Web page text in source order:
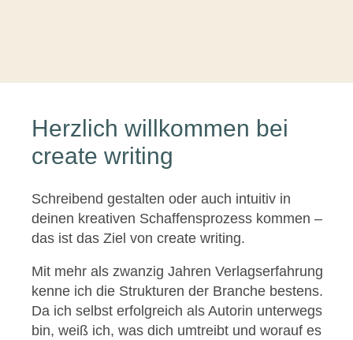
Herzlich willkommen bei
create writing
Schreibend gestalten oder auch intuitiv in
deinen kreativen Schaffens­prozess kommen –
das ist das Ziel von create writing.
Mit mehr als zwanzig Jahren Verlags­erfahrung
kenne ich die Strukturen der Branche bestens.
Da ich selbst erfolgreich als Autorin unterwegs
bin, weiß ich, was dich umtreibt und worauf es